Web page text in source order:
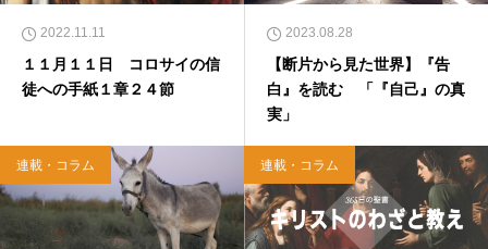
2022.11.11
１１月１１日 コロサイの信
徒への手紙１章２４節
2023.08.28
【断片から見た世界】『告
白』を読む 「『自己』の真
実」
連載・コラム 連載・コラム